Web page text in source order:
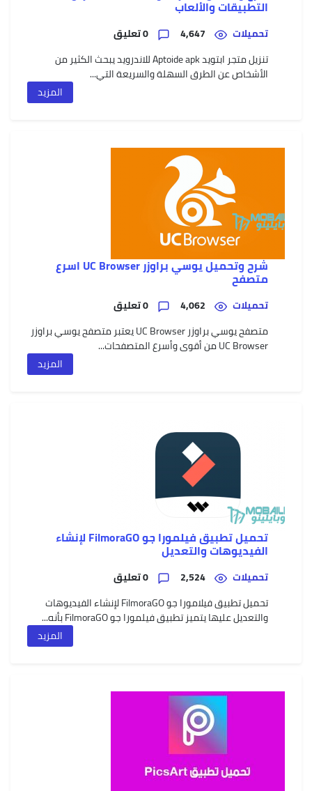
التطبيقات والألعاب
تحميلات
تنزيل متجر ابتويد Aptoide apk للاندرويد يبحث الكثير من
الأشخاص عن الطرق السهلة والسريعة التي...
المزيد
شرح وتحميل يوسي براوزر UC Browser اسرع
متصفح
تحميلات
متصفح يوسي براوزر UC Browser يعتبر متصفح يوسي براوزر
UC Browser من أقوى وأسرع المتصفحات...
المزيد
تحميل تطبيق فيلمورا جو FilmoraGO لإنشاء
الفيديوهات والتعديل
تحميلات
تحميل تطبيق فيلامورا جو FilmoraGO لإنشاء الفيديوهات
والتعديل عليها يتميز تطبيق فيلمورا جو FilmoraGO بأنه...
المزيد